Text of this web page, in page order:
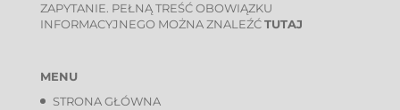
ZAPYTANIE. PEŁNĄ TREŚĆ OBOWIĄZKU
INFORMACYJNEGO MOŻNA ZNALEŹĆTUTAJ
MENU
STRONA GŁÓWNA